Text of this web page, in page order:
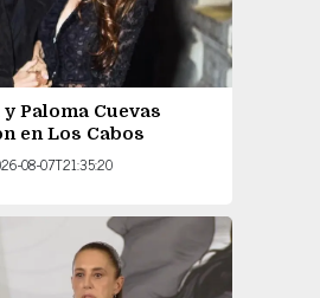
Paloma Cuevas
en Los Cabos
08-07T21:35:20